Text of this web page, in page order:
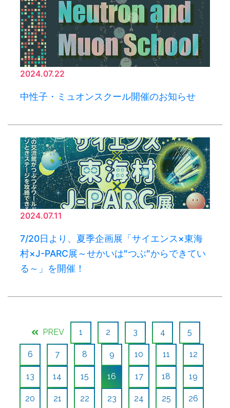
2024.07.22
中性子・ミュオンスクール開催のお知らせ
2024.07.11
7/20日より、夏季企画展「サイエンス×東海
村×J-PARC展～せかいは″つぶ″からできてい
る～」を開催！
PREV 1 2 3 4 5
6 7 8 9 10 11 12
13 14 15 16 17 18 19
20 21 22 23 24 25 26